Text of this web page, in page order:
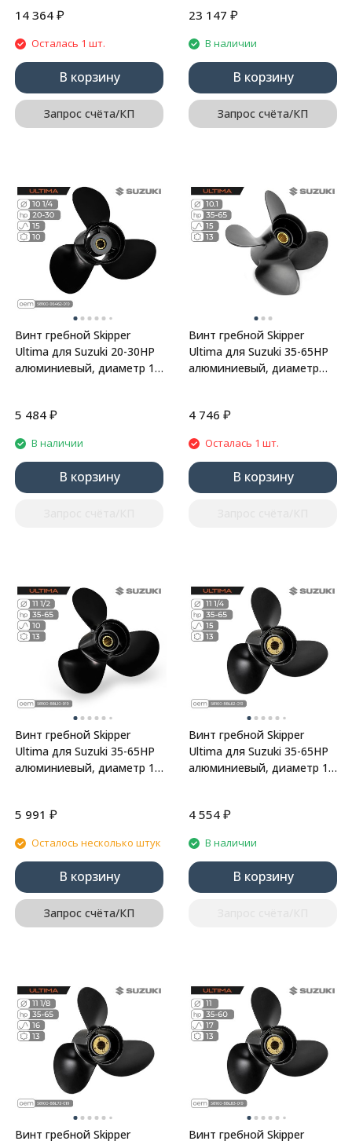
14 364 ₽
Осталась 1 шт.
В корзину
Запрос счёта/КП
23 147 ₽
В наличии
В корзину
Запрос счёта/КП
Винт гребной Skipper
Ultima для Suzuki 20-30HP
алюминиевый, диаметр 10
5 484 ₽
В наличии
В корзину
Винт гребной Skipper
Ultima для Suzuki 35-65HP
алюминиевый, диаметр
4 746 ₽
Осталась 1 шт.
В корзину
Винт гребной Skipper
Ultima для Suzuki 35-65HP
алюминиевый, диаметр 11
5 991 ₽
Осталось несколько штук
В корзину
Запрос счёта/КП
Винт гребной Skipper
Ultima для Suzuki 35-65HP
алюминиевый, диаметр 11
4 554 ₽
В наличии
В корзину
Винт гребной Skipper Винт гребной Skipper